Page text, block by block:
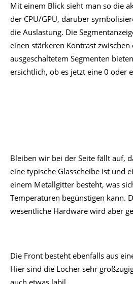
Mit einem Blick sieht man so die
der CPU/GPU, darüber
die Auslastung. Die
einen stärkeren Kontrast zwischen
ausgeschaltetem Segmenten
ersichtlich, ob es jetzt eine 0 oder
Bleiben wir bei der Seite fällt auf,
eine typische Glasscheibe ist und
einem Metallgitter besteht, was
Temperaturen begünstigen kann.
wesentliche Hardware wird aber
Die Front besteht ebenfalls aus
Hier sind die Löcher sehr
auch etwas labil.